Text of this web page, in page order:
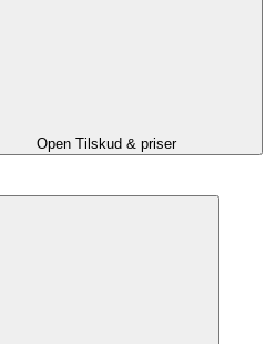
Open Tilskud & priser